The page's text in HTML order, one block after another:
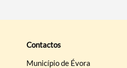
Contactos
Município de Évora